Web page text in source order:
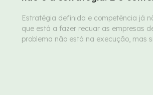
Estratégia definida e competência já
que está a fazer recuar as empresas
problema não está na execução, mas